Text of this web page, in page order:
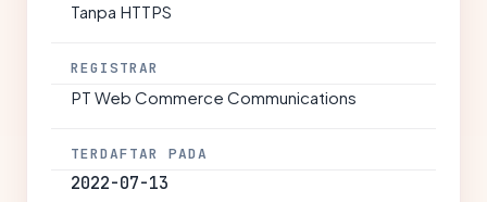
Tanpa HTTPS
REGISTRAR
PT Web Commerce Communications
TERDAFTAR PADA
2022-07-13